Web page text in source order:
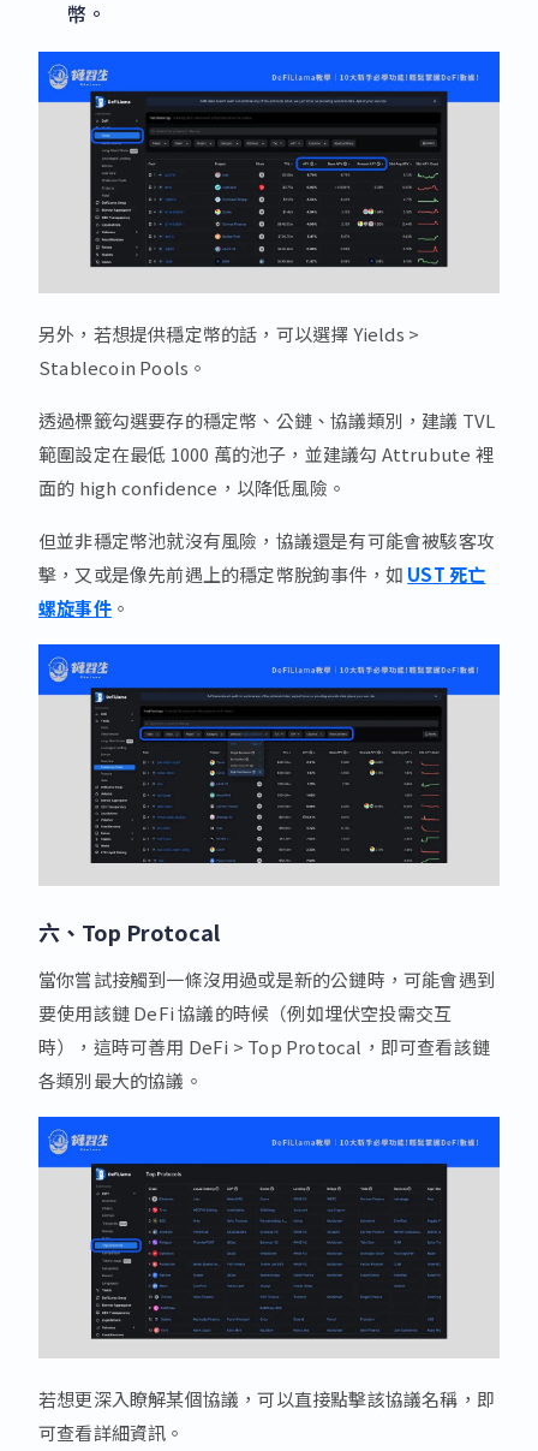
幣。
另外，若想提供穩定幣的話，可以選擇 Yields >
Stablecoin Pools。
透過標籤勾選要存的穩定幣、公鏈、協議類別，建議 TVL
範圍設定在最低 1000 萬的池子，並建議勾 Attrubute 裡
面的 high confidence，以降低風險。
但並非穩定幣池就沒有風險，協議還是有可能會被駭客攻
擊，又或是像先前遇上的穩定幣脫鉤事件，如 UST 死亡
螺旋事件。
六、Top Protocal
當你嘗試接觸到一條沒用過或是新的公鏈時，可能會遇到
要使用該鏈 DeFi 協議的時候（例如埋伏空投需交互
時），這時可善用 DeFi > Top Protocal，即可查看該鏈
各類別最大的協議。
若想更深入瞭解某個協議，可以直接點擊該協議名稱，即
可查看詳細資訊。